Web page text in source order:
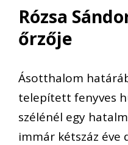
Rózsa
őrzője
Ásotthalom
telepített fenyves
szélénél egy
immár kétszáz éve